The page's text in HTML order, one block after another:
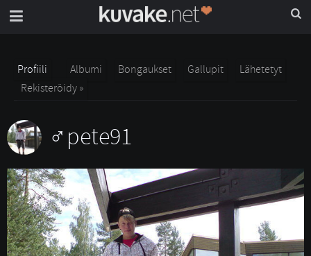
Profiili Albumi Bongaukset Gallupit
Lähetetyt
Rekisteröidy »
pete91